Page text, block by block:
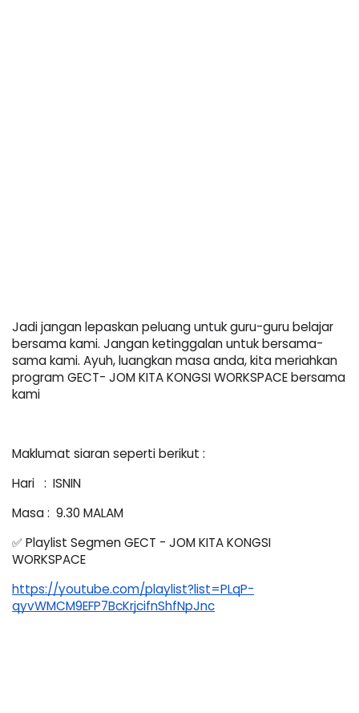
Jadi jangan lepaskan peluang untuk guru-guru belajar
bersama kami. Jangan ketinggalan untuk bersama-
sama kami. Ayuh, luangkan masa anda, kita meriahkan
program GECT- JOM KITA KONGSI WORKSPACE bersama
kami
Maklumat siaran seperti berikut :
Hari   :  ISNIN
Masa :  9.30 MALAM
✅ Playlist Segmen GECT - JOM KITA KONGSI
WORKSPACE
https://youtube.com/playlist?list=PLqP-
qyvWMCM9EFP7BcKrjcifnShfNpJnc